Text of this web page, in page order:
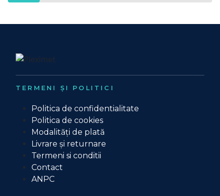
TERMENI ȘI POLITICI
Politica de confidentialitate
Politica de cookies
Modalități de plată
Livrare și returnare
Termeni si conditii
Contact
ANPC